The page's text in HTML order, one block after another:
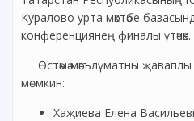
Куралово урта мәктәбе
конференциянең финалы үтәчәк.
Өстәмә мәгълүматны
мөмкин:
Хаҗиева Елена